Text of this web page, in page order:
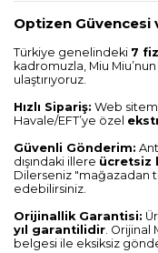
Optizen Güvencesi
Türkiye genelindeki 7
kadromuzla, Miu
ulaştırıyoruz.
Hızlı Sipariş: Web
Havale/EFT’ye özel
Güvenli Gönderim:
dışındaki illere ücretsiz
Dilerseniz "mağazadan
edebilirsiniz.
Orijinallik Garantisi:
yıl garantilidir. Orijinal
belgesi ile eksiksiz